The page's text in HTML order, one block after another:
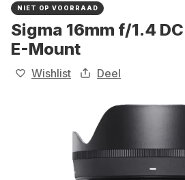
NIET OP VOORRAAD
Sigma 16mm f/1.4
E-Mount
Wishlist Deel